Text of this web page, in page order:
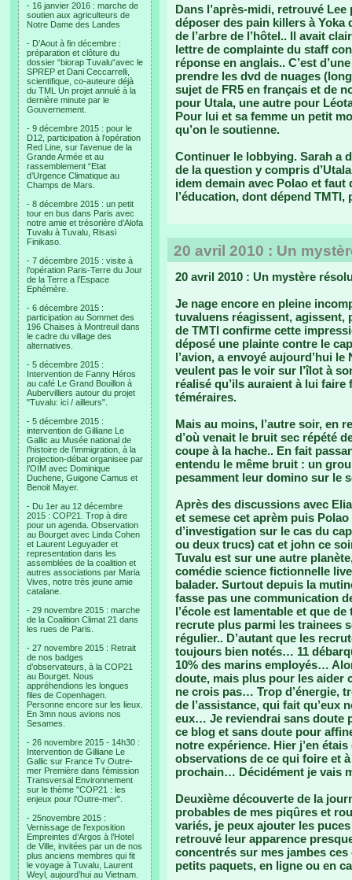
- 16 janvier 2016 : marche de
soutien aux agriculteurs de
Notre Dame des Landes
- D’Aout à fin décembre :
préparation et clôture du
dossier “biorap Tuvalu“avec le
SPREP et Dani Ceccarrelli,
scientifique, co-auteure déjà
du TML Un projet annulé à la
dernière minute par le
Gouvernement.
- 9 décembre 2015 : pour le
D12, participation à l’opération
Red Line, sur l’avenue de la
Grande Armée et au
rassemblement “Etat
d’Urgence Climatique au
Champs de Mars.
- 8 décembre 2015 : un petit
tour en bus dans Paris avec
notre amie et trésorière d’Alofa
Tuvalu à Tuvalu, Risasi
Finikaso.
- 7 décembre 2015 : visite à
l’opération Paris-Terre du Jour
de la Terre a l’Espace
Ephémère.
- 6 décembre 2015 :
participation au Sommet des
196 Chaises à Montreuil dans
le cadre du village des
alternatives.
- 5 décembre 2015 :
Intervention de Fanny Héros
au café Le Grand Bouillon à
Aubervilliers autour du projet
"Tuvalu: ici / ailleurs".
- 5 décembre 2015 :
intervention de Gilliane Le
Gallic au Musée national de
l’histoire de l’immigration, à la
projection-débat organisee par
l’OIM avec Dominique
Duchene, Guigone Camus et
Benoit Mayer.
- Du 1er au 12 décembre
2015 : COP21. Trop à dire
pour un agenda. Observation
au Bourget avec Linda Cohen
et Laurent Leguyader et
representation dans les
assemblées de la coalition et
autres associations par Maria
Vives, notre très jeune amie
catalane.
- 29 novembre 2015 : marche
de la Coalition Climat 21 dans
les rues de Paris.
- 27 novembre 2015 : Retrait
de nos badges
d’observateurs, à la COP21
au Bourget. Nous
appréhendions les longues
files de Copenhagen.
Personne encore sur les lieux.
En 3mn nous avions nos
Sesames.
- 26 novembre 2015 - 14h30 :
Intervention de Gilliane Le
Gallic sur France Tv Outre-
mer Première dans l'émission
Transversal Environnement
sur le thème "COP21 : les
enjeux pour l'Outre-mer".
- 25novembre 2015 :
Vernissage de l’exposition
Empreintes d’Argos à l’Hotel
de Ville, invitées par un de nos
plus anciens membres qui fit
le voyage à Tuvalu, Laurent
Weyl, aujourd’hui au Vietnam.
Dans l’après-midi, retrouvé
déposer des pain killers à
de l’arbre de l’hôtel.. Il avait
lettre de complainte du staff
réponse en anglais.. C’est
prendre les dvd de nuages
sujet de FR5 en français et de
pour Utala, une autre pour
Pour lui et sa femme un petit
qu’on le soutienne.
Continuer le lobbying. Sarah a
de la question y compris
idem demain avec Polao et faut
l’éducation, dont dépend
20 avril 2010 : Un
20 avril 2010 : Un mystère
Je nage encore en pleine
tuvaluens réagissent, agissent,
de TMTI confirme cette
déposé une plainte contre le
l’avion, a envoyé aujourd’hui le
veulent pas le voir sur l’îlot à
réalisé qu’ils auraient à lui
téméraires.
Mais au moins, l’autre soir, en
d’où venait le bruit sec répété
coupe à la hache.. En fait
entendu le même bruit : un
pesamment leur domino sur le
Après des discussions avec
et semese cet aprèm puis
d’investigation sur le cas du
ou deux trucs) cat et john ce
Tuvalu est sur une autre
comédie science fictionnelle
balader. Surtout depuis la
fasse pas une communication
l’école est lamentable et que
recrute plus parmi les trainees
régulier.. D’autant que les
toujours bien notés… 11
10% des marins employés…
doute, mais plus pour les aider
ne crois pas… Trop d’énergie,
de l’assistance, qui fait qu’eux
eux… Je reviendrai sans doute
ce blog et sans doute pour
notre expérience. Hier j’en
observations de ce qui foire et
prochain… Décidément je vais
Deuxième découverte de la
probables de mes piqûres et
variés, je peux ajouter les
retrouvé leur apparence
concentrés sur mes jambes
petits paquets, en ligne ou en